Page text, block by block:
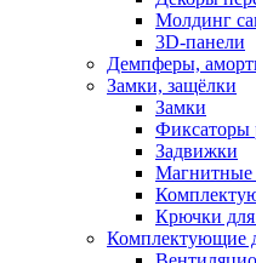
Молдинг
3D-панели
Демпферы,
Замки, защёлки
Замки
Фиксаторы
Задвижки
Магнитные
Крючки для
Комплектующие